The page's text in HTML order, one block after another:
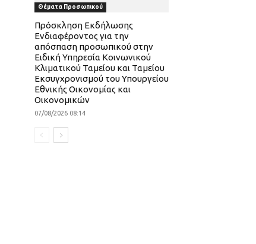
Θέματα Προσωπικού
Πρόσκληση Εκδήλωσης
Ενδιαφέροντος για την
απόσπαση προσωπικού στην
Ειδική Υπηρεσία Κοινωνικού
Κλιματικού Ταμείου και Ταμείου
Εκσυγχρονισμού του Υπουργείου
Εθνικής Οικονομίας και
Οικονομικών
07/08/2026 08:14